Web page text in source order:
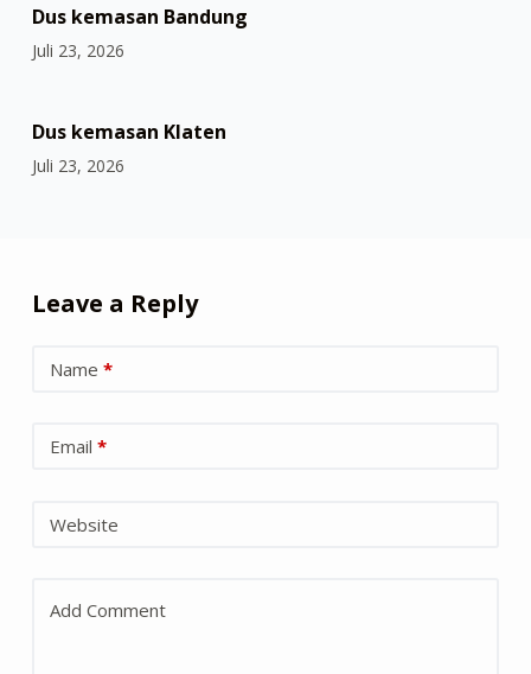
Dus kemasan Bandung
Juli 23, 2026
Dus kemasan Klaten
Juli 23, 2026
Leave a Reply
Name *
Email *
Website
Add Comment